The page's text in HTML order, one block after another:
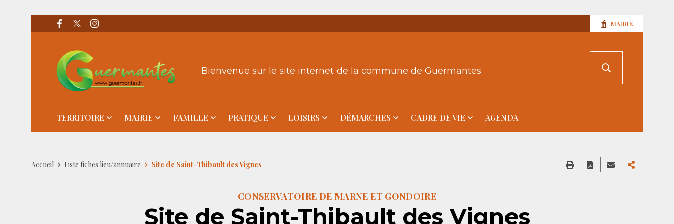
MAIRIE
Bienvenue sur le site internet de la commune de Guermantes
TERRITOIRE MAIRIE FAMILLE PRATIQUE LOISIRS DÉMARCHES CADRE DE VIE AGENDA
Accueil Liste fiches lieu/annuaire Site de Saint-Thibault des Vignes
CONSERVATOIRE DE MARNE ET GONDOIRE
Site de Saint-Thibault des Vignes